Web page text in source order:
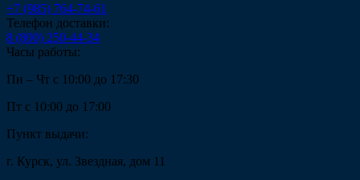
+7 (985) 764-74-61
Телефон доставки:
8 (800) 250-44-34
Часы работы:
Пн – Чт с 10:00 до 17:30
Пт с 10:00 до 17:00
Пункт выдачи:
г. Курск, ул. Звездная, дом 11